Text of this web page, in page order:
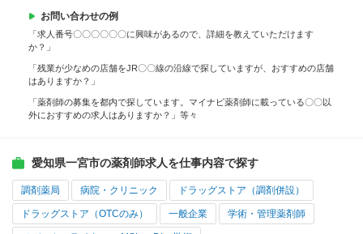
お問い合わせの例
「求人番号〇〇〇〇〇〇に興味があるので、詳細を教えていただけます
か？」
「残業が少なめの店舗をJR〇〇線の沿線で探していますが、おすすめの店舗
はありますか？」
「薬剤師の募集を都内で探しています。マイナビ薬剤師に載っている〇〇以
外におすすめの求人はありますか？」等々
愛知県一宮市の薬剤師求人を仕事内容で探す
調剤薬局 病院・クリニック ドラッグストア（調剤併設）
ドラッグストア（OTCのみ） 一般企業 学術・管理薬剤師